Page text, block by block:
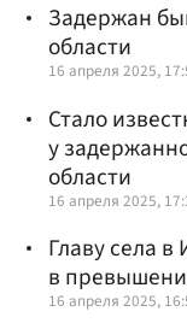
Задержан
области
16 апреля 2025,
Стало
у
области
16 апреля 2025,
Главу села
в
16 апреля 2025,